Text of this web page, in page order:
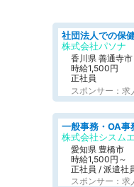
株式会社パソナ
香川県 善通寺市
時給1,500円
正社員
スポンサー：求
株式会社シスム
愛知県 豊橋市
時給1,500円～
正社員 / 派遣社
スポンサー：求